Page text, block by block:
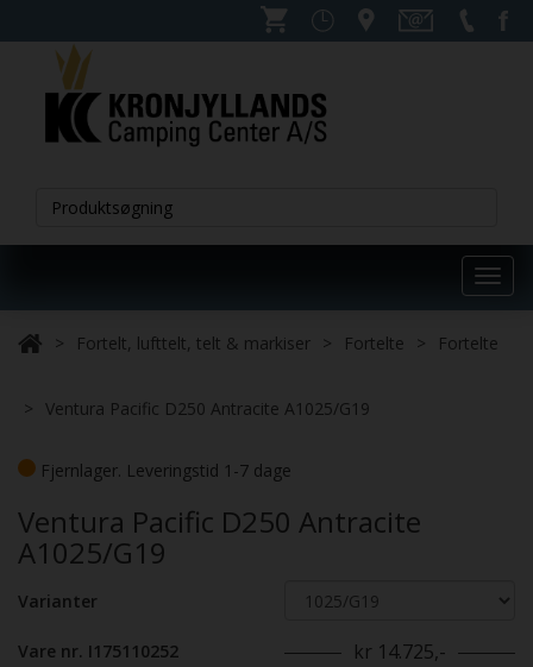
Fortelt, lufttelt, telt & markiser
Fortelte Fortelte
Ventura Pacific D250 Antracite A1025/G19
Fjernlager. Leveringstid 1-7 dage
Ventura Pacific D250 Antracite
A1025/G19
Varianter
Vare nr. I175110252 kr 14.725,-